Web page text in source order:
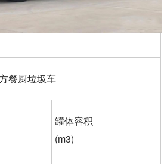
餐厨垃圾车
罐体容积
(m3)